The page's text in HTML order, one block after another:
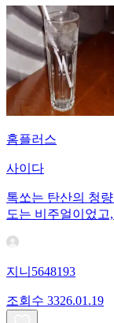
홈플러스
사이다
톡쏘는 탄산의 청
도는 비주얼이었
지니5648193
조회수 3326.01.19